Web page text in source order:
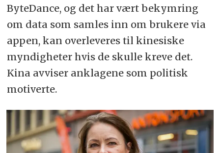
ByteDance, og det har vært bekymring
om data som samles inn om brukere via
appen, kan overleveres til kinesiske
myndigheter hvis de skulle kreve det.
Kina avviser anklagene som politisk
motiverte.